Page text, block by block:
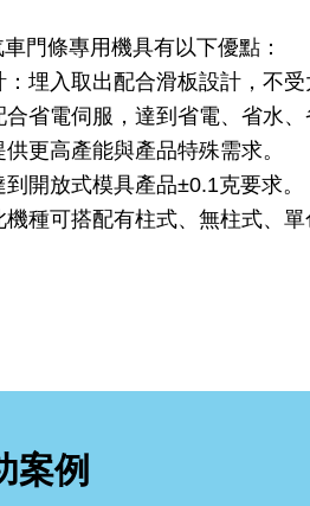
門條專用機具有以下優點：
埋入取出配合滑板設計，不
省電伺服，達到省電、省水
更高產能與產品特殊需求。
開放式模具產品±0.1克要求。
種可搭配有柱式、無柱式、
案例